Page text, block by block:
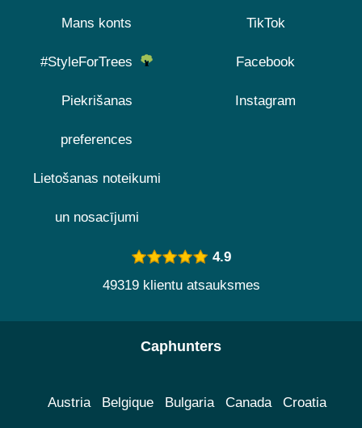
Mans konts
#StyleForTrees
Piekrišanas
preferences
Lietošanas noteikumi
un nosacījumi
TikTok
Facebook
Instagram
4.9
49319 klientu atsauksmes
Caphunters
Austria Belgique Bulgaria Canada Croatia